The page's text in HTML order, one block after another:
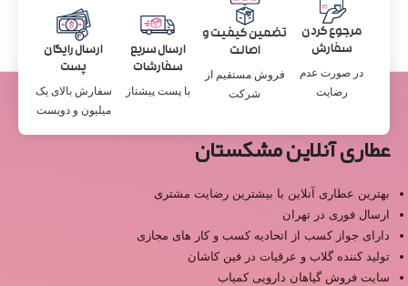
مرجوع کردن
سفارش
در صورت عدم
رضایت
تضمین کیفیت و
اصالت
فروش مستقیم از
شرکت
ارسال سریع
سفارشات
با پست پیشتاز
ارسال رایگان
پست
سفارش بالای یک
میلیون و دویست
عطاری آنلاین مشکستان
بهترین عطاری آنلاین با بیشترین رضایت مشتری
ارسال فوری در تهران
دارای جواز کسب از اتحادیه کسب و کار های مجازی
تولید کننده گلاب و عرقیات در فین کاشان
سایت فروش گیاهان دارویی کمیاب